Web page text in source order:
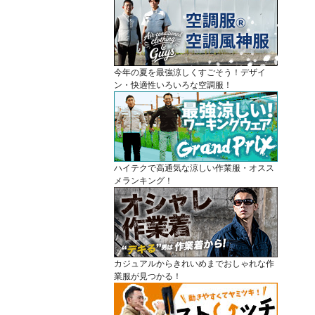
今年の夏を最強涼しくすごそう！デザイ
ン・快適性いろいろな空調服！
ハイテクで高通気な涼しい作業服・オスス
メランキング！
カジュアルからきれいめまでおしゃれな作
業服が見つかる！